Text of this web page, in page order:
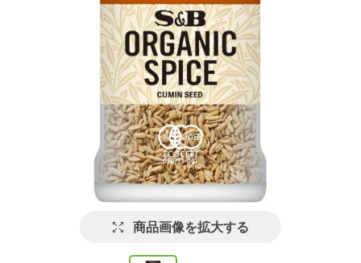
商品画像を拡大する